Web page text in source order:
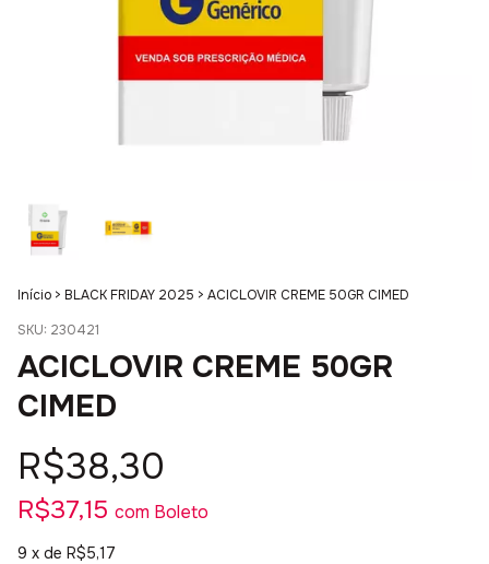
Início > BLACK FRIDAY 2025 > ACICLOVIR CREME 50GR CIMED
SKU: 230421
ACICLOVIR CREME 50GR
CIMED
R$38,30
R$37,15 com Boleto
9 x de R$5,17